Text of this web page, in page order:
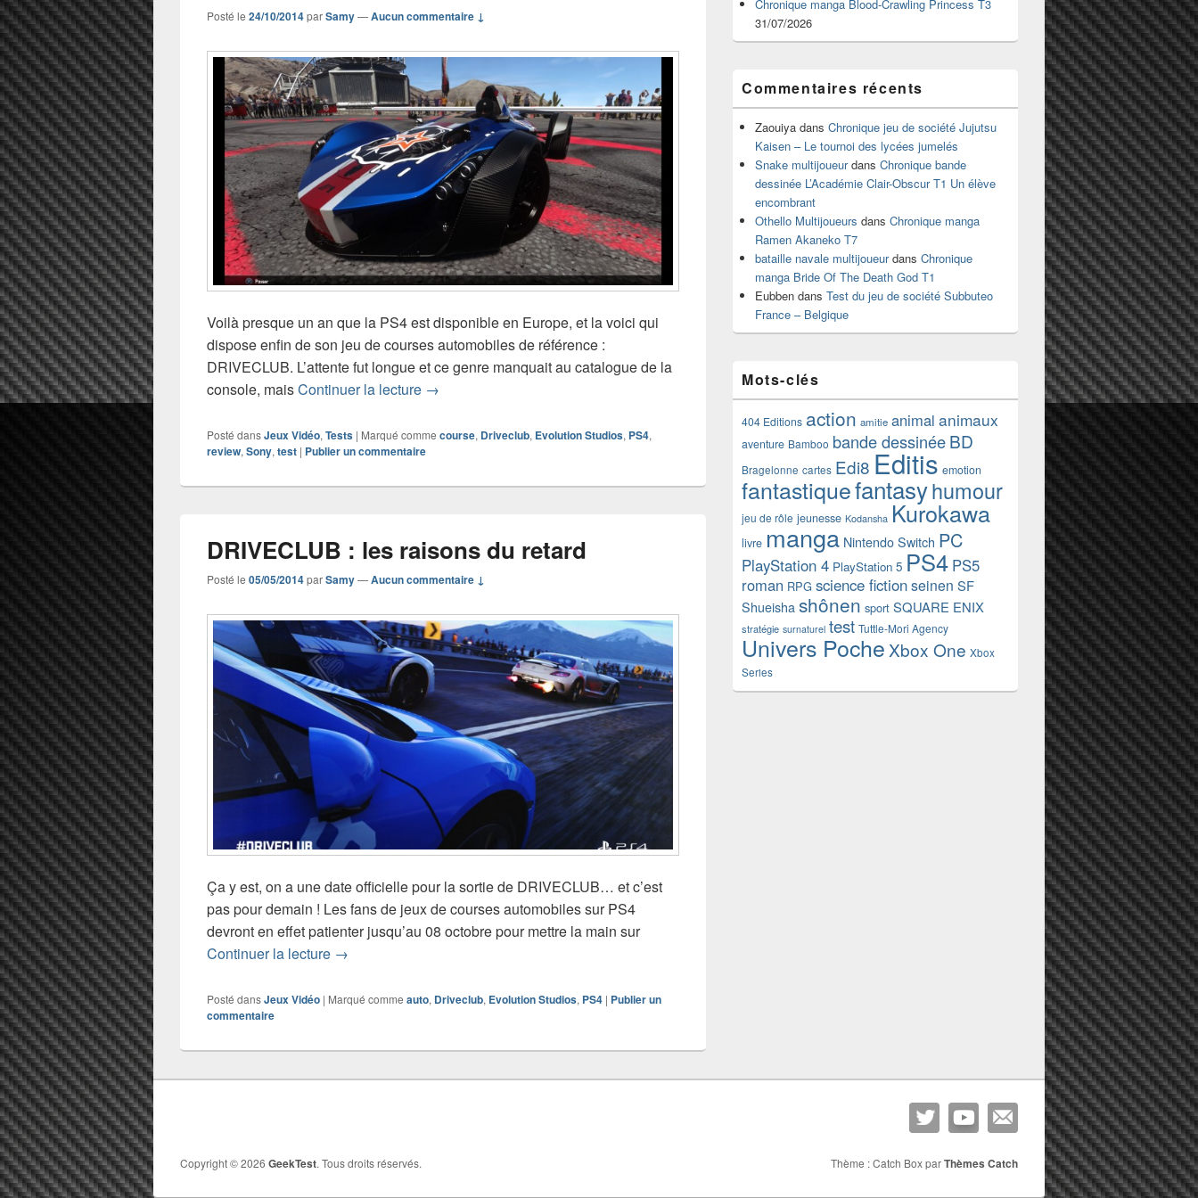
Posté le 24/10/2014parSamy—Aucun commentaire ↓
Voilà presque un an que la PS4 est disponible en Europe, et la voici qui
dispose enfin de son jeu de courses automobiles de référence :
DRIVECLUB. L’attente fut longue et ce genre manquait au catalogue de la
console, maisContinuer la lecture Test de DRIVECLUB (PS4)
→
Posté dansJeux Vidéo, Tests | Marqué comme course, Driveclub, Evolution Studios, PS4,
review, Sony, test | Publier un commentaire
DRIVECLUB : les raisons du retard
Posté le 05/05/2014parSamy—Aucun commentaire ↓
Ça y est, on a une date officielle pour la sortie de DRIVECLUB… et c’est
pas pour demain ! Les fans de jeux de courses automobiles sur PS4
devront en effet patienter jusqu’au 08 octobre pour mettre la main sur
Continuer la lecture DRIVECLUB : les raisons du retard
→
Posté dansJeux Vidéo | Marqué comme auto, Driveclub, Evolution Studios, PS4 | Publier un
commentaire
Chronique manga Blood-Crawling Princess T3
31/07/2026
Commentaires récents
Zaouiya dans Chronique jeu de société Jujutsu
Kaisen – Le tournoi des lycées jumelés
Snake multijoueurdans Chronique bande
dessinée L’Académie Clair-Obscur T1 Un élève
encombrant
Othello Multijoueurs dans Chronique manga
Ramen Akaneko T7
bataille navale multijoueurdans Chronique
manga Bride Of The Death God T1
Eubben dans Test du jeu de société Subbuteo
France – Belgique
Mots-clés
404 Editions action amitie animal animaux
aventure Bamboo bande dessinéeBD
Bragelonne cartes Edi8 Editis emotion
fantastiquefantasyhumour
jeu de rôle jeunesse Kodansha Kurokawa
livre manga Nintendo Switch PC
PlayStation 4 PlayStation 5 PS4 PS5
roman RPG science fictionseinen SF
Shueisha shônen sport SQUARE ENIX
stratégie surnaturel test Tuttle-Mori Agency
Univers Poche Xbox One Xbox
Series
Copyright © 2026 GeekTest. Tous droits réservés. Thème : Catch Box parThèmes Catch